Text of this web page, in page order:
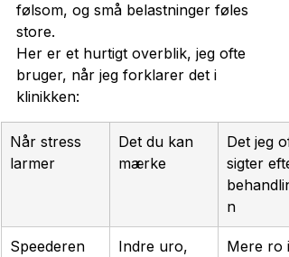
følsom, og små belastninger føles
store.
Her er et hurtigt overblik, jeg ofte
bruger, når jeg forklarer det i
klinikken:
Når stress
larmer
Det du kan
mærke
Det jeg
sigter
n
Speederen
Indre uro,
Mere ro i